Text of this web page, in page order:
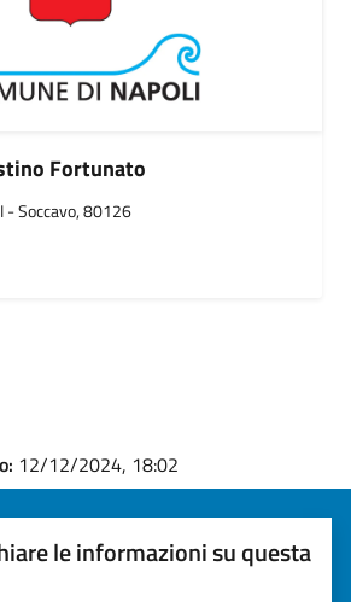
Fortunato
- Soccavo, 80126
12/12/2024, 18:02
le informazioni su questa